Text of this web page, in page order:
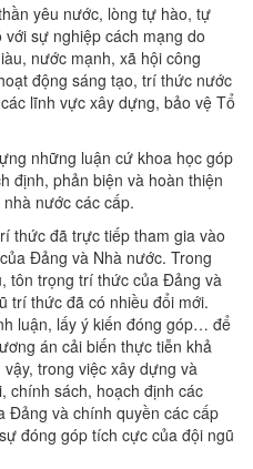
yêu nước, lòng tự hào, tự
sự nghiệp cách mạng do
nước mạnh, xã hội công
động sáng tạo, trí thức nước
lĩnh vực xây dựng, bảo vệ Tổ
những luận cứ khoa học góp
định, phản biện và hoàn thiện
nước các cấp.
thức đã trực tiếp tham gia vào
Đảng và Nhà nước. Trong
tôn trọng trí thức của Đảng và
trí thức đã có nhiều đổi mới.
luận, lấy ý kiến đóng góp… để
án cải biến thực tiễn khả
trong việc xây dựng và
chính sách, hoạch định các
Đảng và chính quyền các cấp
đóng góp tích cực của đội ngũ